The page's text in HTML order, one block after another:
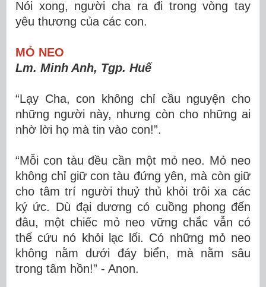
Nói xong, người cha ra đi trong vòng tay
yêu thương của các con.
MỎ NEO
Lm. Minh Anh, Tgp. Huế
“Lạy Cha, con không chỉ cầu nguyện cho
những người này, nhưng còn cho những ai
nhờ lời họ mà tin vào con!”.
“Mỗi con tàu đều cần một mỏ neo. Mỏ neo
không chỉ giữ con tàu đứng yên, mà còn giữ
cho tâm trí người thuỷ thủ khỏi trôi xa các
ký ức. Dù đại dương có cuồng phong đến
đâu, một chiếc mỏ neo vững chắc vẫn có
thể cứu nó khỏi lạc lối. Có những mỏ neo
không nằm dưới đáy biển, mà nằm sâu
trong tâm hồn!” - Anon.